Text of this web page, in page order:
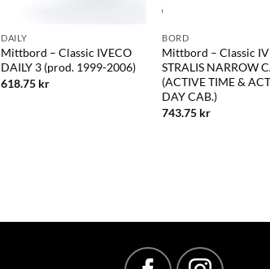
DAILY
Mittbord – Classic IVECO
DAILY 3 (prod. 1999-2006)
618.75 kr
BORD
Mittbord – Classic
STRALIS NARROW
(ACTIVE TIME &
DAY CAB.)
743.75 kr